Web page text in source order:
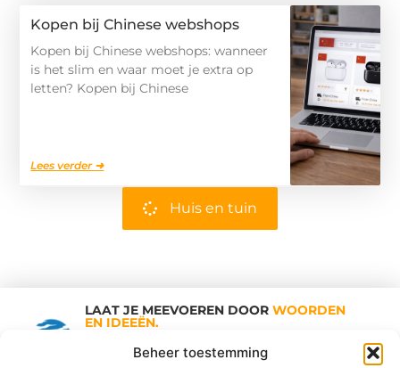
Beheer toestemming
Kopen bij Chinese webshops
Kopen bij Chinese webshops: wanneer
is het slim en waar moet je extra op
letten? Kopen bij Chinese
Lees verder ➜
Huis en tuin
LAAT JE MEEVOEREN DOOR WOORDEN
EN IDEEËN.